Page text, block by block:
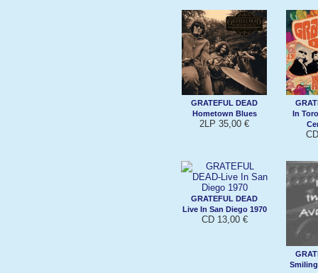
GRATEFUL DEAD
Hometown Blues
2LP 35,00 €
In
GRATEFUL DEAD
Live In San Diego 1970
CD 13,00 €